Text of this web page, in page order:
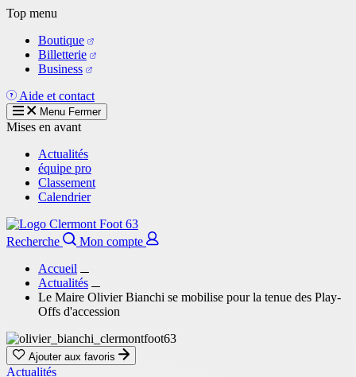
Aller
contenu
principal
Top menu
Boutique
Billetterie
Business
Aide et contact
Menu Fermer
Mises en avant
Actualités
équipe pro
Classement
Calendrier
Recherche
Mon compte
Accueil
Actualités
Le Maire Olivier Bianchi se mobilise pour la tenue des Play-
Offs d'accession
Ajouter aux favoris
Actualités